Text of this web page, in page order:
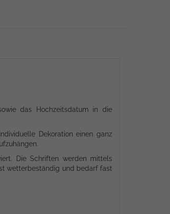
das Hochzeitsdatum in die
Dekoration einen ganz
Die Schriften werden mittels
wetterbeständig und bedarf fast